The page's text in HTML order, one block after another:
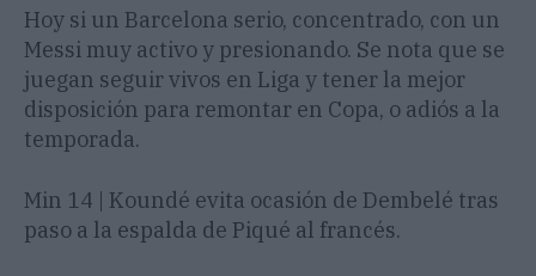
Hoy si un Barcelona serio, concentrado, con un
Messi muy activo y presionando. Se nota que se
juegan seguir vivos en Liga y tener la mejor
disposición para remontar en Copa, o adiós a la
temporada.
Min 14 | Koundé evita ocasión de Dembelé tras
paso a la espalda de Piqué al francés.